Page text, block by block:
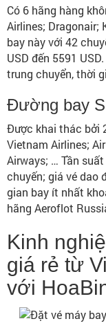
Có 6 hãng hàng
Airlines; Dragonair;
bay này với 42
USD đến 5591
trung chuyển, thời
Đường bay
Được khai thác bởi
Vietnam Airlines;
Airways; … Tần
chuyến; giá vé dao
gian bay ít nhất
hãng Aeroflot
Kinh
giá rẻ từ
với